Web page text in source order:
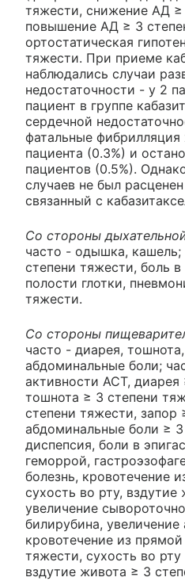
тяжести, снижение АД ≥
повышение АД ≥ 3
ортостатическая
тяжести. При приеме
наблюдались случаи
недостаточности - у 2
пациент в группе
сердечной
фатальные фибрилляция
пациента (0.3%) и
пациентов (0.5%).
случаев не был
связанный с
Со стороны
часто - одышка,
степени тяжести, боль
полости глотки,
тяжести.
Со стороны
часто - диарея,
абдоминальные боли;
активности ACT,
тошнота ≥ 3 степени
степени тяжести, запор
абдоминальные боли ≥
диспепсия, боли в
геморрой,
болезнь, кровотечение
сухость во рту,
увеличение
билирубина,
кровотечение из
тяжести, сухость во
вздутие живота ≥ 3